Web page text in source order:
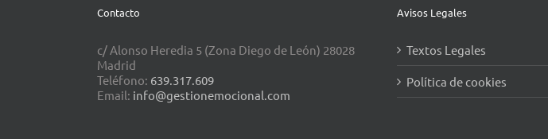
Contacto
c/ Alonso Heredia 5 (Zona Diego de León) 28028
Madrid
Teléfono: 639.317.609
Email: info@gestionemocional.com
Avisos Legales
Textos Legales
Política de cookies